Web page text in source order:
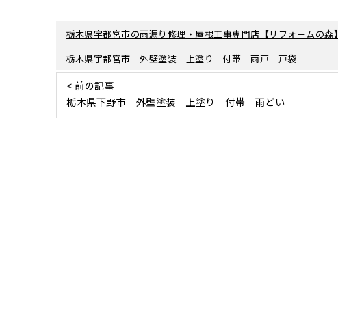
栃木県宇都宮市の雨漏り修理・屋根工事専門店【リフォームの森】
栃木県宇都宮市 外壁塗装 上塗り 付帯 雨戸 戸袋
< 前の記事
栃木県下野市 外壁塗装 上塗り 付帯 雨どい